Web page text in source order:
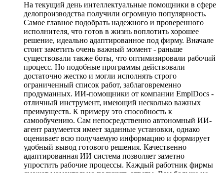
На текущий день интеллектуальные помощники в сфере
делопроизводства получили огромную популярность.
Самое главное подобрать надежного и проверенного
исполнителя, что готов в жизнь воплотить хорошее
решение, идеально адаптированное под фирму. Вначале
стоит заметить очень важный момент - раньше
существовали также боты, что оптимизировали рабочий
процесс. Но подобные программы действовали
достаточно жестко и могли исполнять строго
ограниченный список работ, заблаговременно
продуманных. ИИ-помощники от компании EmplDocs -
отличный инструмент, имеющий несколько важных
преимуществ. К примеру это способность к
самообучению. Сам непосредственно автономный ИИ-
агент разумеется имеет заданные установки, однако
оценивает всю получаемую информацию и формирует
удобный вывод готового решения. Качественно
адаптированная ИИ система позволяет заметно
упростить рабочие процессы. Каждый работник фирмы